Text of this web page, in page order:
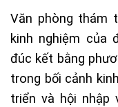
Văn phòng thám
kinh nghiệm của
đúc kết bằng
trong bối cảnh
triển và hội